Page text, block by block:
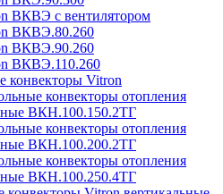
ВКВЭ с вентилятором
ВКВЭ.80.260
ВКВЭ.90.260
ВКВЭ.110.260
конвекторы Vitron
конвекторы отопления
ВКН.100.150.2ТГ
конвекторы отопления
ВКН.100.200.2ТГ
конвекторы отопления
ВКН.100.250.4ТГ